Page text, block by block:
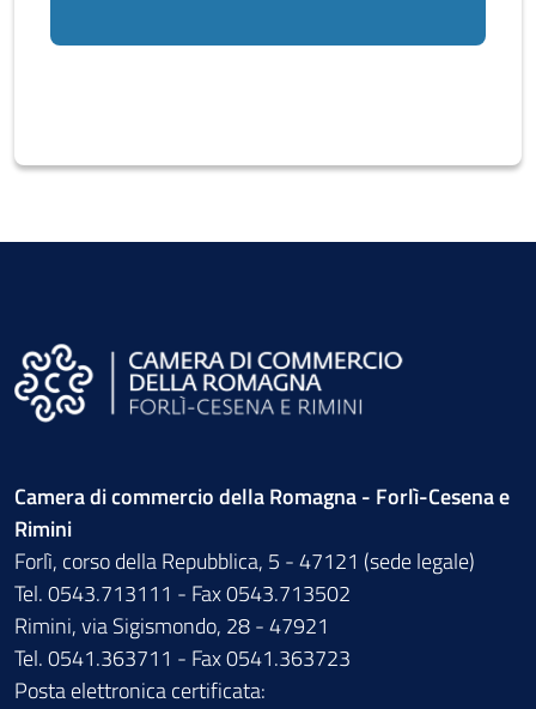
Camera di commercio della Romagna - Forlì-Cesena e
Rimini
Forlì, corso della Repubblica, 5 - 47121 (sede legale)
Tel. 0543.713111 - Fax 0543.713502
Rimini, via Sigismondo, 28 - 47921
Tel. 0541.363711 - Fax 0541.363723
Posta elettronica certificata: